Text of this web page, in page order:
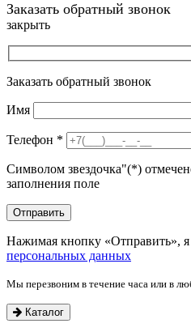
Заказать обратный звонок
закрыть
Заказать обратный звонок
Имя
Телефон *
Символом звездочка"(*)
заполнения поле
Нажимая кнопку «Отправить», я
персональных данных
Мы перезвоним в течение часа или в
Каталог